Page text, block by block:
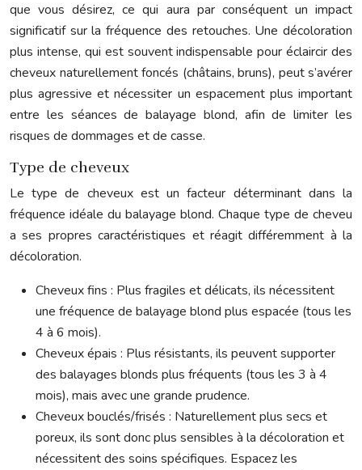
que vous désirez, ce qui aura par conséquent un impact
significatif sur la fréquence des retouches. Une décoloration
plus intense, qui est souvent indispensable pour éclaircir des
cheveux naturellement foncés (châtains, bruns), peut s’avérer
plus agressive et nécessiter un espacement plus important
entre les séances de balayage blond, afin de limiter les
risques de dommages et de casse.
Type de cheveux
Le type de cheveux est un facteur déterminant dans la
fréquence idéale du balayage blond. Chaque type de cheveu
a ses propres caractéristiques et réagit différemment à la
décoloration.
Cheveux fins : Plus fragiles et délicats, ils nécessitent
une fréquence de balayage blond plus espacée (tous les
4 à 6 mois).
Cheveux épais : Plus résistants, ils peuvent supporter
des balayages blonds plus fréquents (tous les 3 à 4
mois), mais avec une grande prudence.
Cheveux bouclés/frisés : Naturellement plus secs et
poreux, ils sont donc plus sensibles à la décoloration et
nécessitent des soins spécifiques. Espacez les